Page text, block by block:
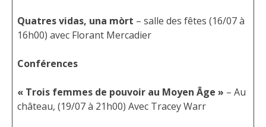
Quatres vidas, una mòrt – salle des fêtes (16/07 à
16h00) avec Florant Mercadier
Conférences
« Trois femmes de pouvoir au Moyen Âge » – Au
château, (19/07 à 21h00) Avec Tracey Warr